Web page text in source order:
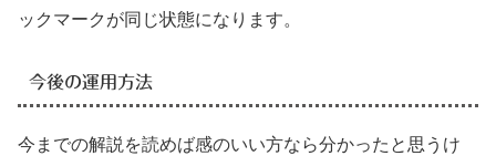
ックマークが同じ状態になります。
今後の運用方法
今までの解説を読めば感のいい方なら分かったと思うけ